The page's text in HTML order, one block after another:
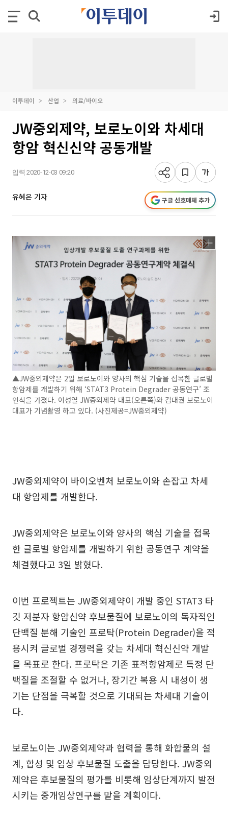
이투데이 산업 의료/바이오
JW중외제약, 보로노이와 차세대
항암 혁신신약 공동개발
입력 2020-12-03 09:20
유혜은 기자 구글 선호매체 추가
▲JW중외제약은 2일 보로노이와 양사의 핵심 기술을 접목한 글로벌
항암제를 개발하기 위해 ‘STAT3 Protein Degrader 공동연구’ 조
인식을 가졌다. 이성열 JW중외제약 대표(오른쪽)와 김대권 보로노이
대표가 기념촬영 하고 있다. (사진제공=JW중외제약)
JW중외제약이 바이오벤처 보로노이와 손잡고 차세
대 항암제를 개발한다.
JW중외제약은 보로노이와 양사의 핵심 기술을 접목
한 글로벌 항암제를 개발하기 위한 공동연구 계약을
체결했다고 3일 밝혔다.
이번 프로젝트는 JW중외제약이 개발 중인 STAT3 타
깃 저분자 항암신약 후보물질에 보로노이의 독자적인
단백질 분해 기술인 프로탁(Protein Degrader)을 적
용시켜 글로벌 경쟁력을 갖는 차세대 혁신신약 개발
을 목표로 한다. 프로탁은 기존 표적항암제로 특정 단
백질을 조절할 수 없거나, 장기간 복용 시 내성이 생
기는 단점을 극복할 것으로 기대되는 차세대 기술이
다.
보로노이는 JW중외제약과 협력을 통해 화합물의 설
계, 합성 및 임상 후보물질 도출을 담당한다. JW중외
제약은 후보물질의 평가를 비롯해 임상단계까지 발전
시키는 중개임상연구를 맡을 계획이다.